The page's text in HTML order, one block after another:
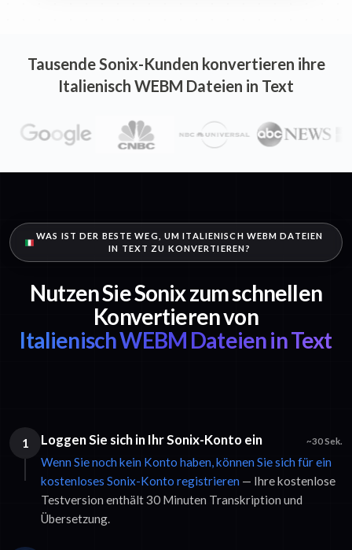
Tausende Sonix-Kunden konvertieren ihre
Italienisch WEBM Dateien in Text
WAS IST DER BESTE WEG, UM ITALIENISCH WEBM DATEIEN
IN TEXT ZU KONVERTIEREN?
Nutzen Sie Sonix zum schnellen
Konvertieren von
Italienisch WEBM Dateien in Text
1 Loggen Sie sich in Ihr Sonix-Konto ein ~30 Sek.
Wenn Sie noch kein Konto haben, können Sie sich für ein
kostenloses Sonix-Konto registrieren — Ihre kostenlose
Testversion enthält 30 Minuten Transkription und
Übersetzung.